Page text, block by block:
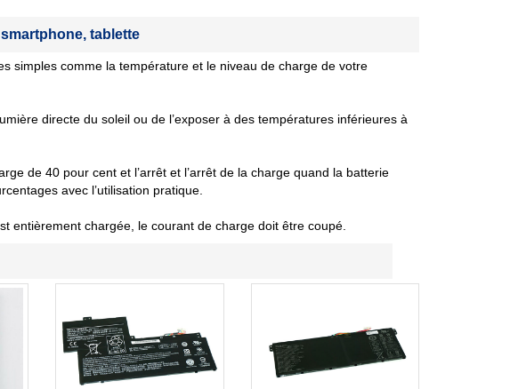
tablette
simples comme la température et le niveau de charge de votre
directe du soleil ou de l’exposer à des températures inférieures à
de 40 pour cent et l’arrêt et l’arrêt de la charge quand la batterie
avec l’utilisation pratique.
entièrement chargée, le courant de charge doit être coupé.